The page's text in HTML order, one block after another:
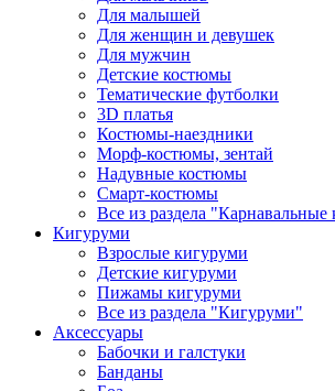
Для малышей
Для женщин и девушек
Для мужчин
Детские костюмы
Тематические футболки
3D платья
Костюмы-наездники
Морф-костюмы, зентай
Надувные костюмы
Смарт-костюмы
Все из раздела
Кигуруми
Взрослые кигуруми
Детские кигуруми
Пижамы кигуруми
Все из раздела "Кигуруми"
Аксессуары
Бабочки и галстуки
Банданы